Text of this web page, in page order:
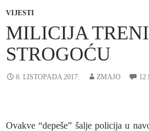
VIJESTI
MILICIJA
STROGOĆU
6. LISTOPADA 2017. ZMAJO 12
Ovakve “depeše” šalje policija u